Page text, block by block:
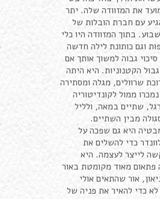
את המזוודה שלה. יתר
עם חברת הובלות של
בתוך המזוודה היו כלי
וגם כותונת לילה חדשה
גבוה למשוך אותך אם
הקטנוניות. היא היתה
שרוולים, מגלה ומסתירה
ממול לקונדיטוריה
שתיים במאה, ולליל
מבין השתיים.
היא גם שפכה על
כדי להשלים את
לייצר לעצמה. היא
פתאום מאוד מקומטת באור
אור שהתאים אולי
כדי להאיר את פניה של